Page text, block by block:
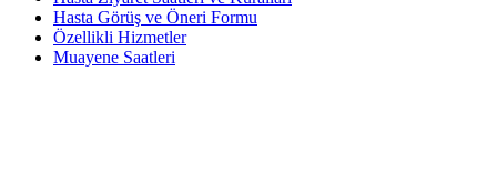
Hasta Görüş ve Öneri Formu
Özellikli Hizmetler
Muayene Saatleri